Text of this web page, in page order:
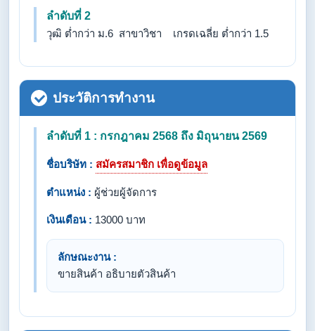
ลำดับที่ 2
วุฒิ ต่ำกว่า ม.6 สาขาวิชา เกรดเฉลี่ย ต่ำกว่า 1.5
ประวัติการทำงาน
ลำดับที่ 1 : กรกฎาคม 2568 ถึง มิถุนายน 2569
ชื่อบริษัท : สมัครสมาชิก เพื่อดูข้อมูล
ตำแหน่ง : ผู้ช่วยผู้จัดการ
เงินเดือน : 13000 บาท
ลักษณะงาน :
ขายสินค้า อธิบายตัวสินค้า